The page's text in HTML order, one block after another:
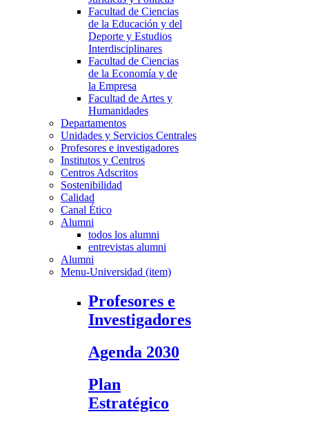
Facultad de Ciencias
de la Educación y del
Deporte y Estudios
Interdisciplinares
Facultad de Ciencias
de la Economía y de
la Empresa
Facultad de Artes y
Humanidades
Departamentos
Unidades y Servicios Centrales
Profesores e investigadores
Institutos y Centros
Centros Adscritos
Sostenibilidad
Calidad
Canal Ético
Alumni
todos los alumni
entrevistas alumni
Alumni
Menu-Universidad (item)
Profesores e
Investigadores
Agenda 2030
Plan
Estratégico